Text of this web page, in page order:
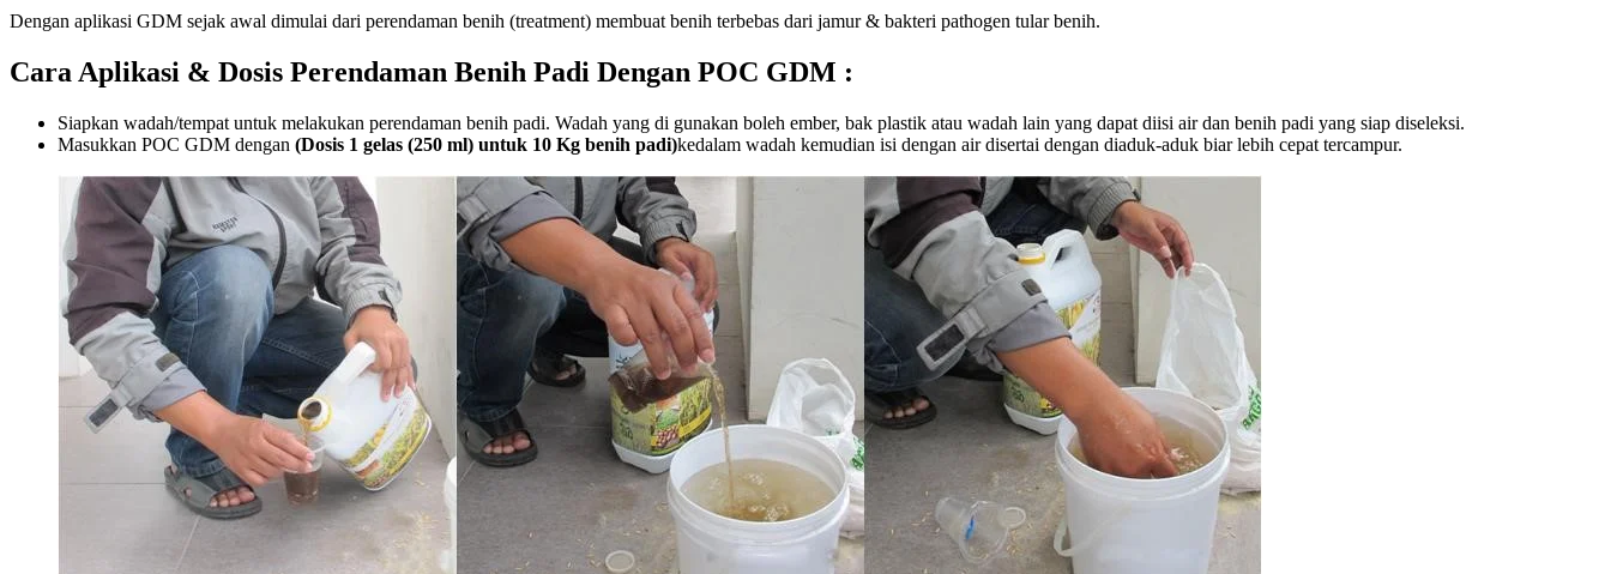
Dengan aplikasi GDM sejak awal dimulai dari perendaman benih (treatment) membuat benih terbebas dari jamur & bakteri pathogen tular benih.
Cara Aplikasi & Dosis Perendaman Benih Padi Dengan POC GDM :
Siapkan wadah/tempat untuk melakukan perendaman benih padi. Wadah yang di gunakan boleh ember, bak plastik atau wadah lain yang dapat diisi air dan benih padi yang siap diseleksi.
Masukkan POC GDM dengan (Dosis 1 gelas (250 ml) untuk 10 Kg benih padi)kedalam wadah kemudian isi dengan air disertai dengan diaduk-aduk biar lebih cepat tercampur.